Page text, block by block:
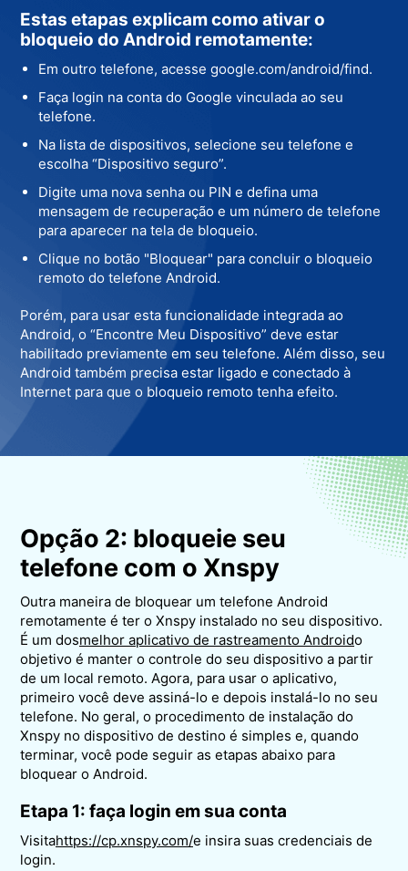
Estas etapas explicam como ativar o
bloqueio do Android remotamente:
Em outro telefone, acesse google.com/android/find.
Faça login na conta do Google vinculada ao seu
telefone.
Na lista de dispositivos, selecione seu telefone e
escolha “Dispositivo seguro”.
Digite uma nova senha ou PIN e defina uma
mensagem de recuperação e um número de telefone
para aparecer na tela de bloqueio.
Clique no botão "Bloquear" para concluir o bloqueio
remoto do telefone Android.
Porém, para usar esta funcionalidade integrada ao
Android, o “Encontre Meu Dispositivo” deve estar
habilitado previamente em seu telefone. Além disso, seu
Android também precisa estar ligado e conectado à
Internet para que o bloqueio remoto tenha efeito.
Opção 2: bloqueie seu
telefone com o Xnspy
Outra maneira de bloquear um telefone Android
remotamente é ter o Xnspy instalado no seu dispositivo.
É um dosmelhor aplicativo de rastreamento Androido
objetivo é manter o controle do seu dispositivo a partir
de um local remoto. Agora, para usar o aplicativo,
primeiro você deve assiná-lo e depois instalá-lo no seu
telefone. No geral, o procedimento de instalação do
Xnspy no dispositivo de destino é simples e, quando
terminar, você pode seguir as etapas abaixo para
bloquear o Android.
Etapa 1: faça login em sua conta
Visitahttps://cp.xnspy.com/e insira suas credenciais de
login.